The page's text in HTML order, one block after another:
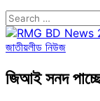
Search
for:
জাতীয়লীড নিউজ
জিআই সনদ